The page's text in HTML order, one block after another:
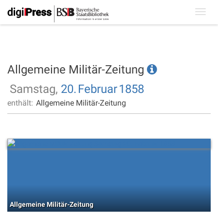
Allgemeine Militär-Zeitung
Samstag, 20. Februar1858
enthält: Allgemeine Militär-Zeitung
Allgemeine Militär-Zeitung